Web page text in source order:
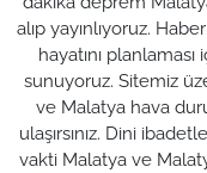
alıp yayınlıyoruz.
hayatını
sunuyoruz. Sitemiz
ve Malatya hava
ulaşırsınız. Dini
vakti Malatya ve